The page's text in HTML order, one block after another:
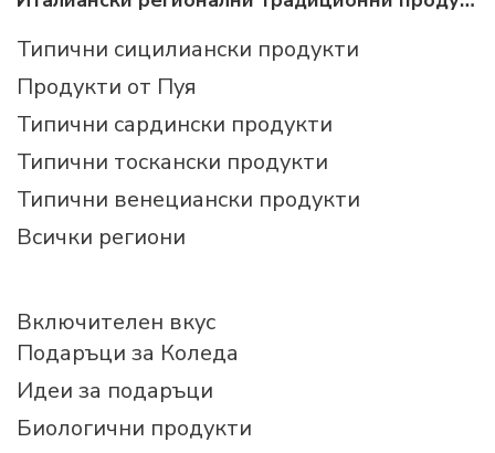
Типични сицилиански продукти
Продукти от Пуя
Типични сардински продукти
Типични тоскански продукти
Типични венециански продукти
Всички региони
Включителен вкус
Подаръци за Коледа
Идеи за подаръци
Биологични продукти